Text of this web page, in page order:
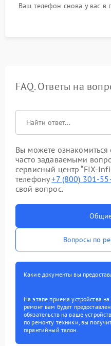
Ваш телефон снова у вас в
FAQ. Ответы на
Вы можете
часто задаваемыми
сервисный центр “FIX-
телефону+7 (800) 301-
свой вопрос.
Вопросы по
Какие документы вы
На этапе приема устройства
ремонт вам будет
обязательств на ваше
по ремонту техники, вы
гарантийный талон.